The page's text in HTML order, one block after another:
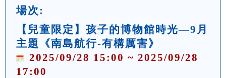
場次:
【兒童限定】孩子的博物館時光—9月
主題《南島航行-有構厲害》
2025/09/28 15:00 ~ 2025/09/28
17:00